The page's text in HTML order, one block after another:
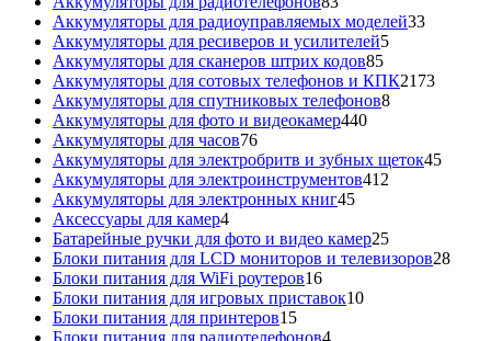
товара
Аккумуляторы для радиоуправляемых моделей3333
Аккумуляторы для ресиверов и усилителей55
Аккумуляторы для сканеров штрих кодов8585
товаров
Аккумуляторы для сотовых телефонов и КПК21732173
Аккумуляторы для спутниковых телефонов88
Аккумуляторы для фото и видеокамер440440
Аккумуляторы для часов7676
товаров
Аккумуляторы для электробритв и зубных щеток4545
Аккумуляторы для электроинструментов412
Аккумуляторы для электронных книг4545
Аксессуары для камер44
товара
Батарейные ручки для фото и видео камер2525
товаров
Блоки питания для LCD мониторов и телевизоров2828
Блоки питания для WiFi роутеров1616
товаров
Блоки питания для игровых приставок1010
Блоки питания для принтеров1515
товаров
4